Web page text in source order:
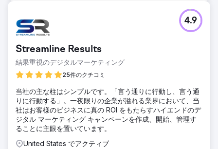
Streamline Results
結果重視のデジタルマーケティング
25件のクチコミ
4.9
当社の主な柱はシンプルです。「言う通りに行動し、言う通
りに行動する」。一夜限りの企業が溢れる業界において、当
社はお客様のビジネスに真の ROI をもたらすハイエンドのデ
ジタル マーケティング キャンペーンを作成、開始、管理す
ることに主眼を置いています。
United States でアクティブ